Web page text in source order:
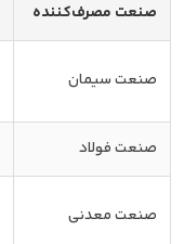
صنعت مصرف‌کننده
صنعت سیمان
صنعت فولاد
صنعت معدنی